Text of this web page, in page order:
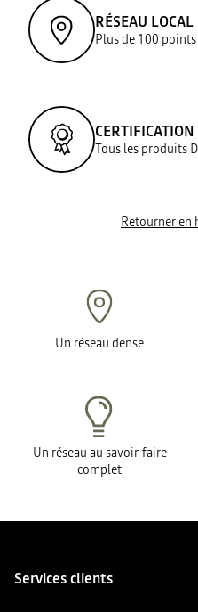
RÉSEAU LOCAL
Plus de 100
CERTIFICATION
Tous les produits
Retourner en
Un réseau dense
Un réseau au savoir-faire
complet
Services clients